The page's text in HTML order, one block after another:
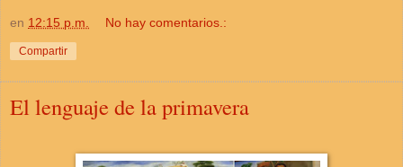
en 12:15 p.m. No hay comentarios.:
Compartir
El lenguaje de la primavera